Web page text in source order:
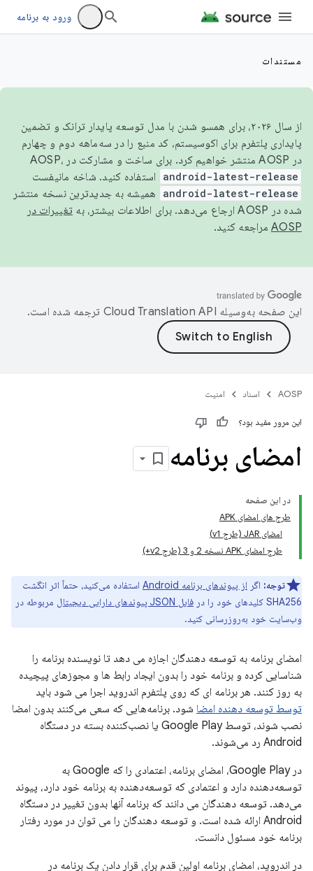
ورود به برنامه
مستندات
از سال ۲۰۲۶، برای همسو شدن با مدل توسعه پایدار ترانک و تضمین
پایداری پلتفرم برای اکوسیستم، کد منبع را در سه‌ماهه دوم و چهارم
در AOSP منتشر خواهیم کرد. برای ساخت و مشارکت در AOSP،
android-latest-release استفاده کنید. شاخه مانیفست
android-latest-release
همیشه به جدیدترین نسخه منتشر
شده در AOSP ارجاع می‌دهد. برای اطلاعات بیشتر، به
تغییرات در
AOSP مراجعه کنید.
این صفحه به‌وسیله ترجمه شده است.
AOSP اسناد امنیت
این مرور مفید بود؟
امضای برنامه
در این صفحه
طرح های امضای APK
امضای JAR (طرح v1)
طرح امضای APK نسخه 2 و 3 (طرح v2+)
توجه: اگر از پیوندهای برنامه Android
استفاده می‌کنید، حتماً اثر انگشت
SHA256 کلیدهای خود را در
فایل JSON پیوندهای دارایی دیجیتال
مربوطه در
وب‌سایت خود به‌روزرسانی کنید.
امضای برنامه به توسعه دهندگان اجازه می دهد تا نویسنده برنامه را
شناسایی کرده و برنامه خود را بدون ایجاد رابط ها و مجوزهای پیچیده
به روز کنند. هر برنامه ای که روی پلتفرم اندروید اجرا می شود باید
توسط توسعه دهنده امضا شود. برنامه‌هایی که سعی می‌کنند بدون امضا
نصب شوند، توسط Google Play یا نصب‌کننده بسته در دستگاه
Android رد می‌شوند.
در Google Play، امضای برنامه، اعتمادی را که Google به
توسعه‌دهنده دارد و اعتمادی که توسعه‌دهنده به برنامه خود دارد، پیوند
می‌دهد. توسعه دهندگان می دانند که برنامه آنها بدون تغییر در دستگاه
Android ارائه شده است. و توسعه دهندگان را می توان در مورد رفتار
برنامه خود مسئول دانست.
در اندروید، امضای برنامه اولین قدم برای قرار دادن یک برنامه در